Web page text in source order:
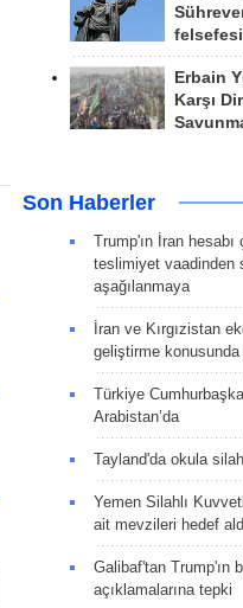
Erbain
Karşı
Son Haberler
Trump'ın İran
teslimiyet vaadinden
aşağılanmaya
İran ve Kırgızistan
geliştirme konusunda
Türkiye
Arabistan’da
Tayland'da okula
Yemen Silahlı
ait mevzileri hedef
Galibaf'tan Trump'ın
açıklamalarına tepki